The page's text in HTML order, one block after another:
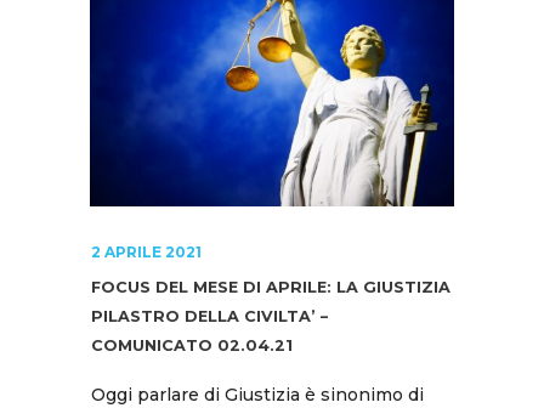
2 APRILE 2021
FOCUS DEL MESE DI APRILE: LA GIUSTIZIA
PILASTRO DELLA CIVILTA’ –
COMUNICATO 02.04.21
Oggi parlare di Giustizia è sinonimo di